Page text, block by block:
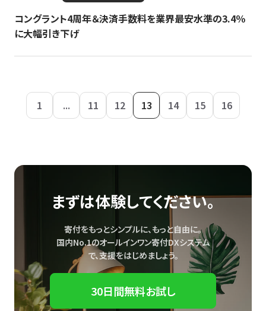
コングラント4周年＆決済手数料を業界最安水準の3.4％
に大幅引き下げ
1 ... 11 12 13 14 15 16
まずは体験してください。
寄付をもっとシンプルに、もっと自由に。
国内No.1のオールインワン寄付DXシステム
で、支援をはじめましょう。
30日間無料お試し